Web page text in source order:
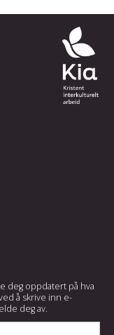
deg oppdatert på hva
å skrive inn e-
deg av.